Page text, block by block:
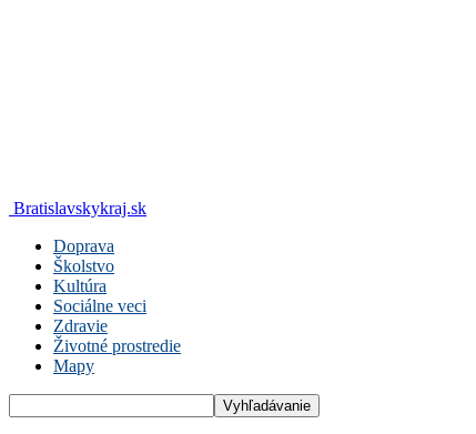
Bratislavskykraj.sk
Doprava
Školstvo
Kultúra
Sociálne veci
Zdravie
Životné prostredie
Mapy